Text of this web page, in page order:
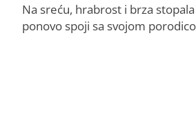
Na sreću, hrabrost i brza
ponovo spoji sa svojom